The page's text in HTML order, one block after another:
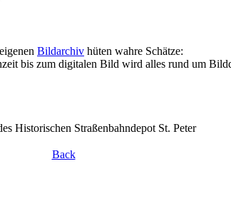
Bildarchiv hüten wahre Schätze:
bis zum digitalen Bild wird alles rund um
Historischen Straßenbahndepot St. Peter
Back